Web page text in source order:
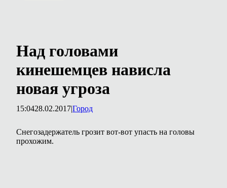
Над головами
кинешемцев нависла
новая угроза
15:0428.02.2017|Город
Снегозадержатель грозит вот-вот упасть на головы
прохожим.